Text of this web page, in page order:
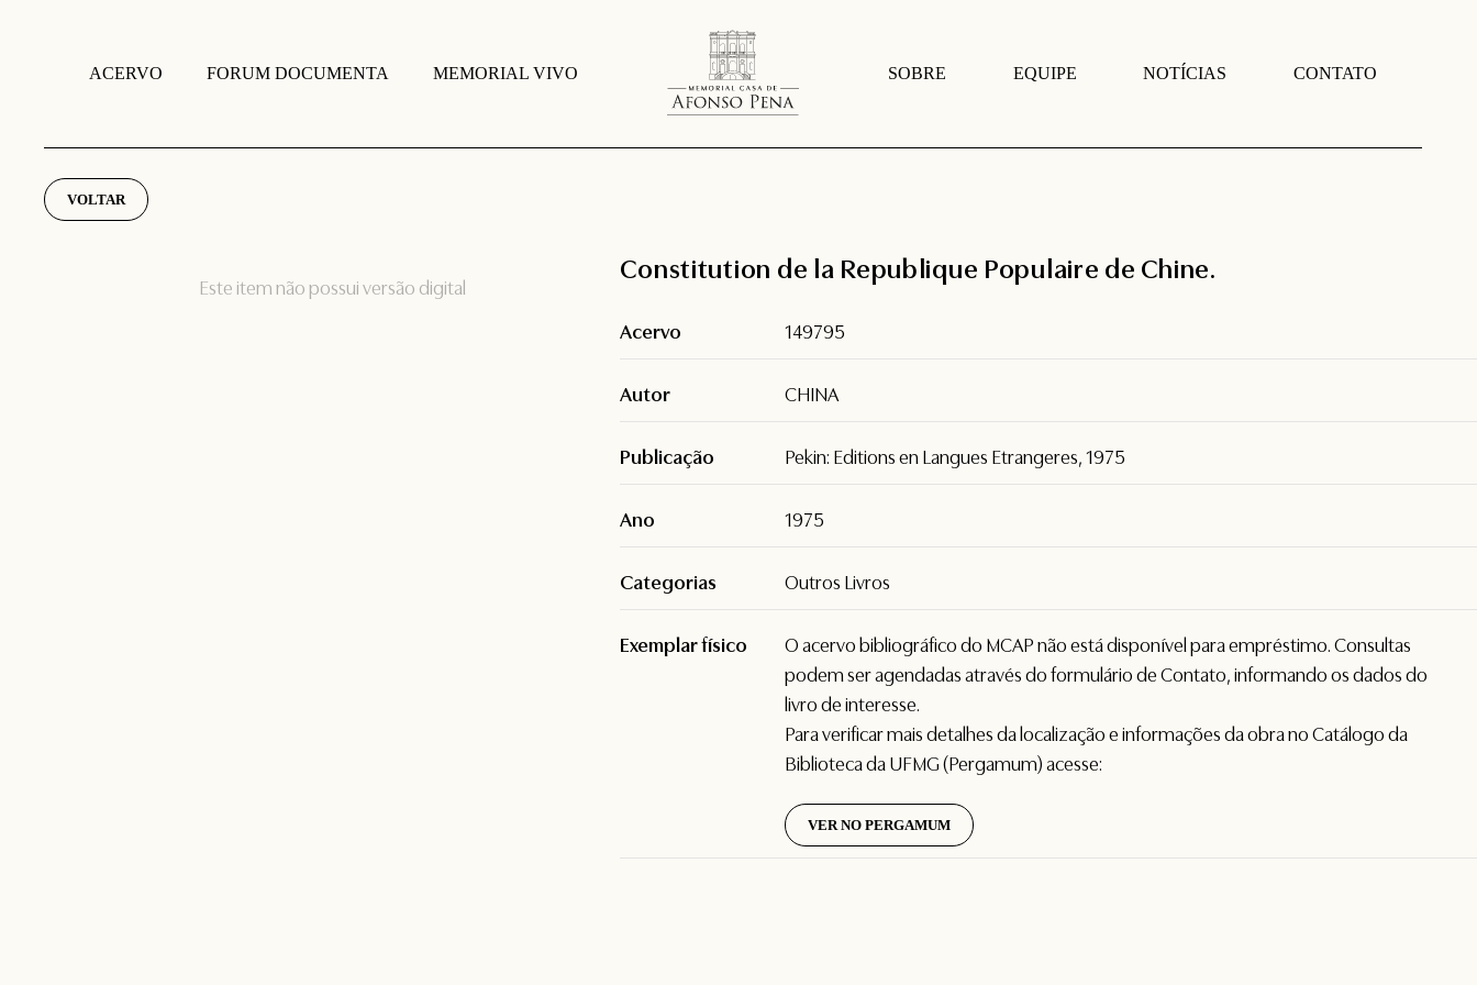
ACERVO FORUM DOCUMENTA MEMORIAL VIVO SOBRE EQUIPE NOTÍCIAS CONTATO
VOLTAR
Este item não possui versão digital
Constitution de la Republique Populaire de Chine.
Acervo 149795
Autor CHINA
Publicação Pekin: Editions en Langues Etrangeres, 1975
Ano 1975
Categorias Outros Livros
Exemplar físico
O acervo bibliográfico do MCAP não está disponível para empréstimo. Consultas
podem ser agendadas através do formulário deContato, informando os dados do
livro de interesse.
Para verificar mais detalhes da localização e informações da obra no Catálogo da
Biblioteca da UFMG (Pergamum) acesse:
VER NO PERGAMUM